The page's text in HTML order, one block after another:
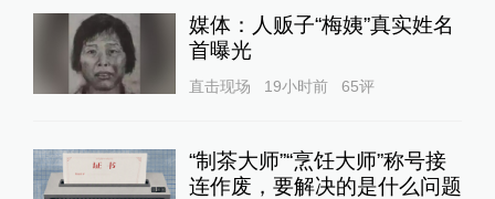
媒体：人贩子“梅姨”真实姓名
首曝光
直击现场 19小时前 65评
“制茶大师”“烹饪大师”称号接
连作废，要解决的是什么问题